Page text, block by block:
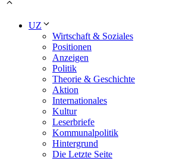
UZ
Wirtschaft & Soziales
Positionen
Anzeigen
Politik
Theorie & Geschichte
Aktion
Internationales
Kultur
Leserbriefe
Kommunalpolitik
Hintergrund
Die Letzte Seite